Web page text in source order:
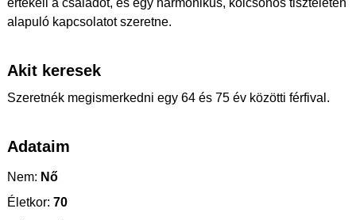
értékeli a családot, és egy harmonikus, kölcsönös tiszteleten
alapuló kapcsolatot szeretne.
Akit keresek
Szeretnék megismerkedni egy 64 és 75 év közötti férfival.
Adataim
Nem: Nő
Életkor: 70